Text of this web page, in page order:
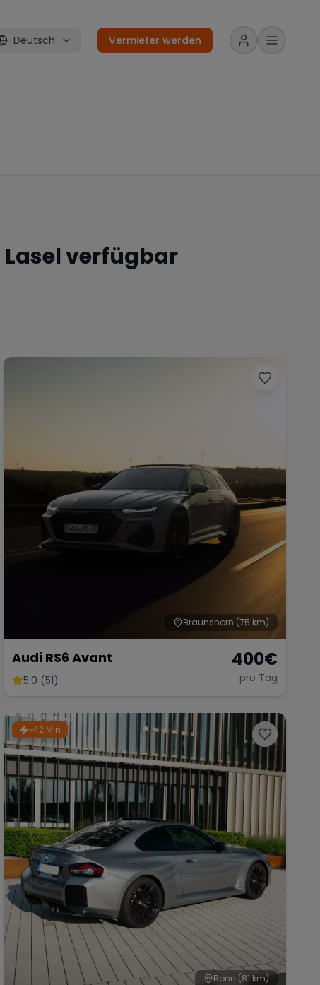
Deutsch Vermieter werden
Laselverfügbar
Braunshorn (75 km)
Audi RS6 Avant
5.0 (51)
400€
pro Tag
~42 Min
Bonn (81 km)